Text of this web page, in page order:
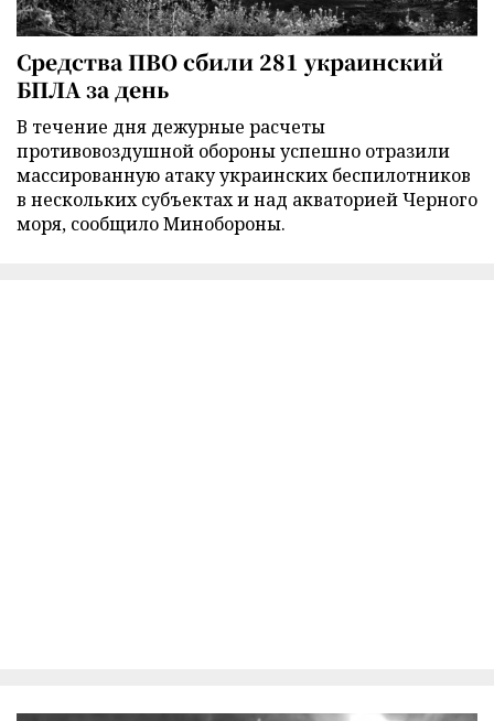
Средства ПВО сбили 281 украинский
БПЛА за день
В течение дня дежурные расчеты
противовоздушной обороны успешно отразили
массированную атаку украинских беспилотников
в нескольких субъектах и над акваторией Черного
моря, сообщило Минобороны.